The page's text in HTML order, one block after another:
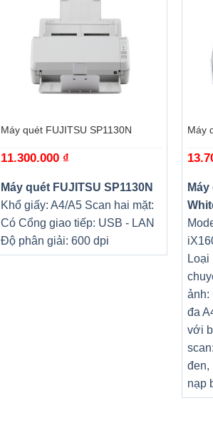
Máy quét FUJITSU SP1130N
11.300.000 ₫
Máy quét FUJITSU SP1130N
Khổ giấy: A4/A5 Scan hai mặt:
Có Cổng giao tiếp: USB - LAN
Độ phân giải: 600 dpi
Máy
Loại
ảnh:
đa
với
đen,
nạp